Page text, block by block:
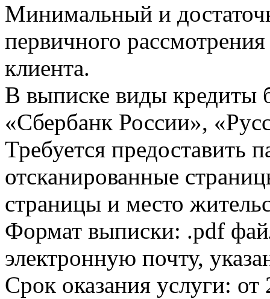
Минимальный и
первичного
клиента.
В выписке виды кредиты
«Сбербанк России»,
Требуется предоставить
отсканированные
страницы и место
Формат выписки: .pdf
электронную почту,
Срок оказания услуги: от